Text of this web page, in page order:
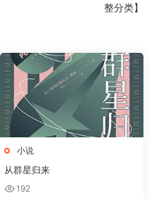
整分类】
小说
从群星归来
192